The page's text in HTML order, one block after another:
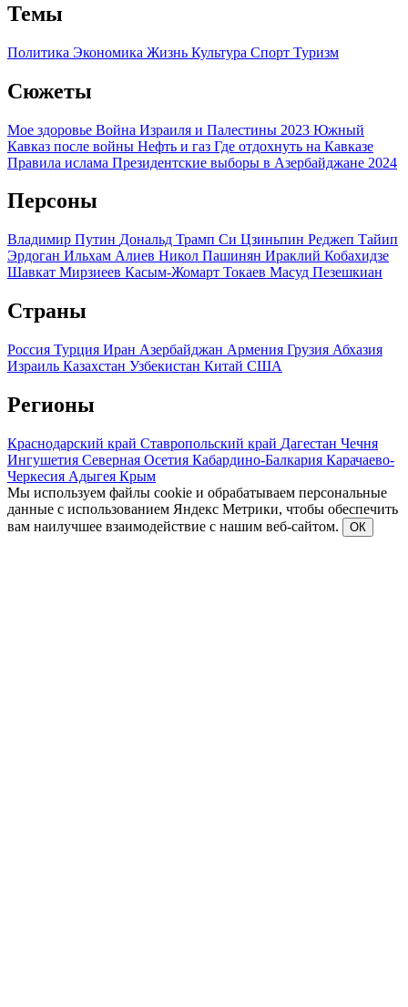
Темы
Политика Экономика Жизнь Культура Спорт Туризм
Сюжеты
Мое здоровье Война Израиля и Палестины 2023 Южный
Кавказ после войны Нефть и газ Где отдохнуть на Кавказе
Правила ислама Президентские выборы в Азербайджане 2024
Персоны
Владимир Путин Дональд Трамп Си Цзиньпин Реджеп Тайип
Эрдоган Ильхам Алиев Никол Пашинян Ираклий Кобахидзе
Шавкат Мирзиеев Касым-Жомарт Токаев Масуд Пезешкиан
Страны
Россия Турция Иран Азербайджан Армения Грузия Абхазия
Израиль Казахстан Узбекистан Китай США
Регионы
Краснодарский край Ставропольский край Дагестан Чечня
Ингушетия Северная Осетия Кабардино-Балкария Карачаево-
Черкесия Адыгея Крым
Мы используем файлы cookie и обрабатываем персональные
данные с использованием Яндекс Метрики, чтобы обеспечить
вам наилучшее взаимодействие с нашим веб-сайтом.
ОК